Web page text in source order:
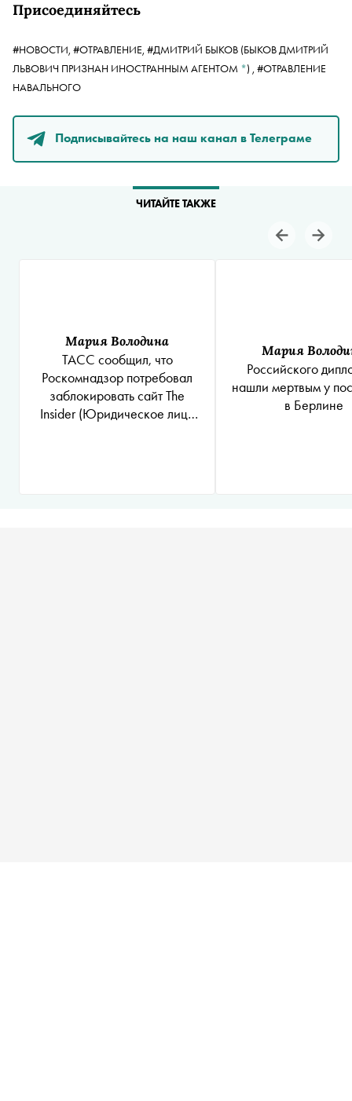
Присоединяйтесь
#НОВОСТИ, #ОТРАВЛЕНИЕ, #ДМИТРИЙ БЫКОВ (БЫКОВ ДМИТРИЙ
ЛЬВОВИЧ ПРИЗНАН ИНОСТРАННЫМ АГЕНТОМ *) , #ОТРАВЛЕНИЕ
НАВАЛЬНОГО
Подписывайтесь на наш канал в Телеграме
ЧИТАЙТЕ ТАКЖЕ
Мария Володина
ТАСС сообщил, что
Роскомнадзор потребовал
заблокировать сайтThe
Insider(Юридическое лицо
Мария
Российского
нашли мертвым у
в Берлине